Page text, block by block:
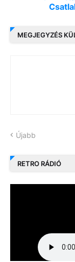
MEGJEGYZÉS
Újabb
RETRO RÁDIÓ